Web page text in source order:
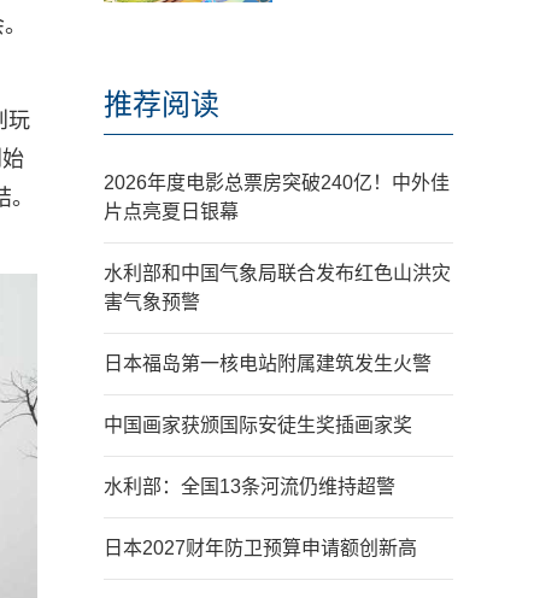
玩
推荐阅读
2026年度电影总票房突破240亿！中外佳
片点亮夏日银幕
水利部和中国气象局联合发布红色山洪灾
害气象预警
日本福岛第一核电站附属建筑发生火警
中国画家获颁国际安徒生奖插画家奖
水利部：全国13条河流仍维持超警
日本2027财年防卫预算申请额创新高